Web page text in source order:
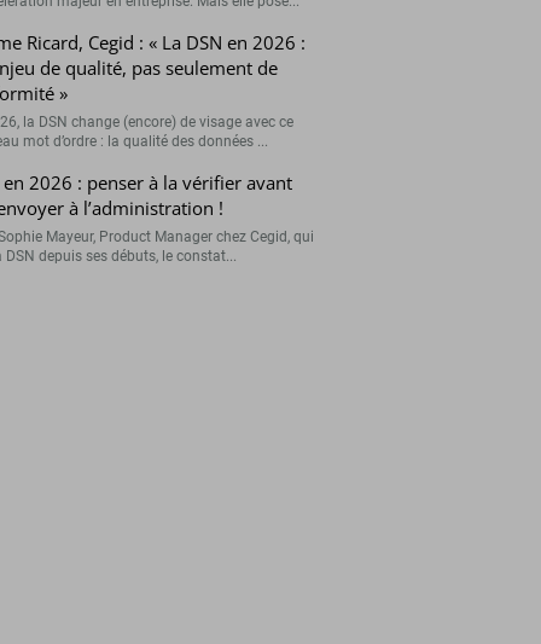
Ricard, Cegid : « La DSN en 2026 :
de qualité, pas seulement de
»
la DSN change (encore) de visage avec ce
mot d’ordre : la qualité des données ...
en 2026 : penser à la vérifier avant
à l’administration !
Mayeur, Product Manager chez Cegid, qui
DSN depuis ses débuts, le constat...